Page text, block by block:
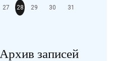
27 28 29 30 31
Архив записей